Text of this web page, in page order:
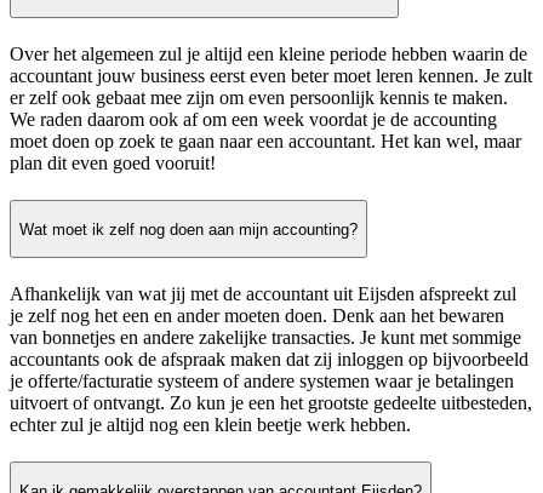
Over het algemeen zul je altijd een kleine periode hebben waarin de
accountant jouw business eerst even beter moet leren kennen. Je zult
er zelf ook gebaat mee zijn om even persoonlijk kennis te maken.
We raden daarom ook af om een week voordat je de accounting
moet doen op zoek te gaan naar een accountant. Het kan wel, maar
plan dit even goed vooruit!
Wat moet ik zelf nog doen aan mijn accounting?
Afhankelijk van wat jij met de accountant uit Eijsden afspreekt zul
je zelf nog het een en ander moeten doen. Denk aan het bewaren
van bonnetjes en andere zakelijke transacties. Je kunt met sommige
accountants ook de afspraak maken dat zij inloggen op bijvoorbeeld
je offerte/facturatie systeem of andere systemen waar je betalingen
uitvoert of ontvangt. Zo kun je een het grootste gedeelte uitbesteden,
echter zul je altijd nog een klein beetje werk hebben.